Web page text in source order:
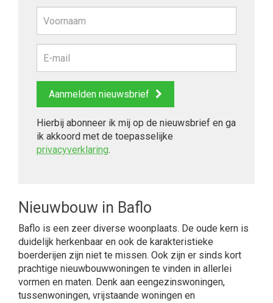
Aanmelden nieuwsbrief
Hierbij abonneer ik mij op de nieuwsbrief en ga
ik akkoord met de toepasselijke
privacyverklaring.
Nieuwbouw in Baflo
Baflo is een zeer diverse woonplaats. De oude kern is
duidelijk herkenbaar en ook de karakteristieke
boerderijen zijn niet te missen. Ook zijn er sinds kort
prachtige nieuwbouwwoningen te vinden in allerlei
vormen en maten. Denk aan eengezinswoningen,
tussenwoningen, vrijstaande woningen en